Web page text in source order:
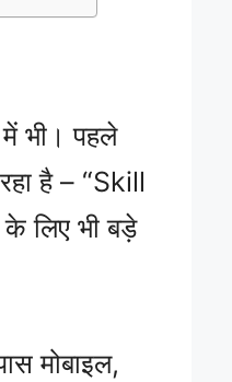
भी। पहले
है – “Skill
लिए भी बड़े
मोबाइल,